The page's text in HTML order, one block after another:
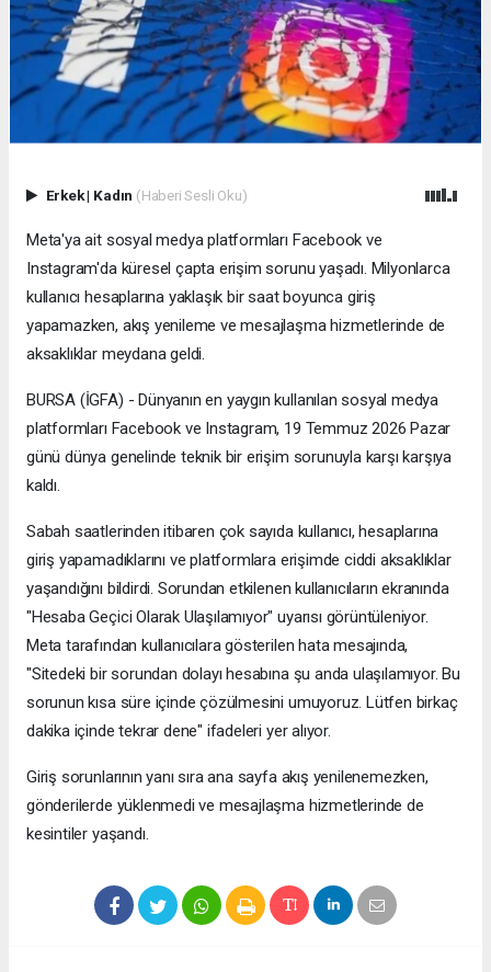
Erkek| Kadın (Haberi Sesli Oku)
Meta'ya ait sosyal medya platformları Facebook ve
Instagram'da küresel çapta erişim sorunu yaşadı. Milyonlarca
kullanıcı hesaplarına yaklaşık bir saat boyunca giriş
yapamazken, akış yenileme ve mesajlaşma hizmetlerinde de
aksaklıklar meydana geldi.
BURSA (İGFA) - Dünyanın en yaygın kullanılan sosyal medya
platformları Facebook ve Instagram, 19 Temmuz 2026 Pazar
günü dünya genelinde teknik bir erişim sorunuyla karşı karşıya
kaldı.
Sabah saatlerinden itibaren çok sayıda kullanıcı, hesaplarına
giriş yapamadıklarını ve platformlara erişimde ciddi aksaklıklar
yaşandığını bildirdi. Sorundan etkilenen kullanıcıların ekranında
"Hesaba Geçici Olarak Ulaşılamıyor" uyarısı görüntüleniyor.
Meta tarafından kullanıcılara gösterilen hata mesajında,
"Sitedeki bir sorundan dolayı hesabına şu anda ulaşılamıyor. Bu
sorunun kısa süre içinde çözülmesini umuyoruz. Lütfen birkaç
dakika içinde tekrar dene" ifadeleri yer alıyor.
Giriş sorunlarının yanı sıra ana sayfa akış yenilenemezken,
gönderilerde yüklenmedi ve mesajlaşma hizmetlerinde de
kesintiler yaşandı.